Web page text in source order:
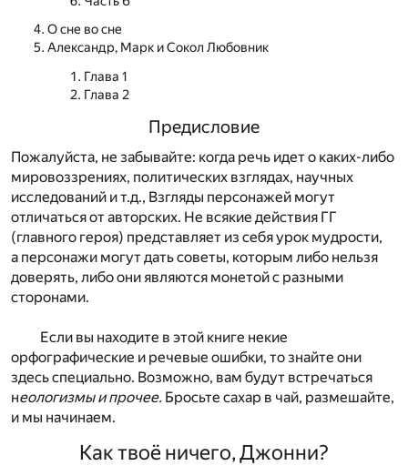
О сне во сне
Александр, Марк и Сокол Любовник
Глава 1
Глава 2
Предисловие
Пожалуйста, не забывайте: когда речь идет о каких-либо
мировоззрениях, политических взглядах, научных
исследований и т.д., Взгляды персонажей могут
отличаться от авторских. Не всякие действия ГГ
(главного героя) представляет из себя урок мудрости,
а персонажи могут дать советы, которым либо нельзя
доверять, либо они являются монетой с разными
сторонами.
Если вы находите в этой книге некие
орфографические и речевые ошибки, то знайте они
здесь специально. Возможно, вам будут встречаться
неологизмы и прочее. Бросьте сахар в чай, размешайте,
и мы начинаем.
Как твоё ничего, Джонни?